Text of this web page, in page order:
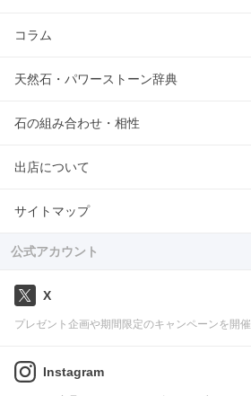
コラム
天然石・パワーストーン辞典
石の組み合わせ・相性
出店について
サイトマップ
公式アカウント
X
プレゼント企画や期間限定のキャンペーンを開催
Instagram